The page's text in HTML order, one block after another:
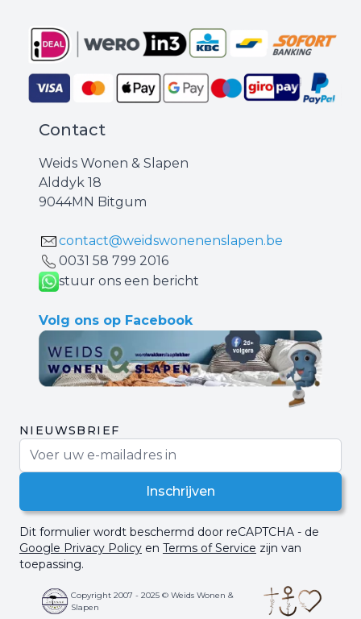
Contact
Weids Wonen & Slapen
Alddyk 18
9044MN Bitgum
contact@weidswonenenslapen.be
0031 ‪58 799 2016‬
stuur ons een bericht
Volg ons op Facebook
NIEUWSBRIEF
Inschrijven
Dit formulier wordt beschermd door reCAPTCHA - de
Google Privacy Policy en Terms of Service zijn van
toepassing.
Copyright 2007 - 2025 © Weids Wonen &
Slapen